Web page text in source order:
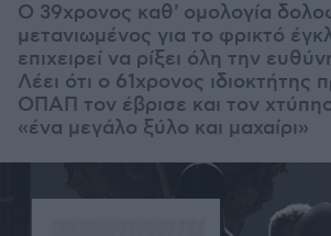
Ο 39χρονος καθ' ομολογία
μετανιωμένος για το φρικτό
επιχειρεί να ρίξει όλη την
Λέει ότι ο 61χρονος ιδιοκτήτης
ΟΠΑΠ τον έβρισε και τον
«ένα μεγάλο ξύλο και μαχαίρι»